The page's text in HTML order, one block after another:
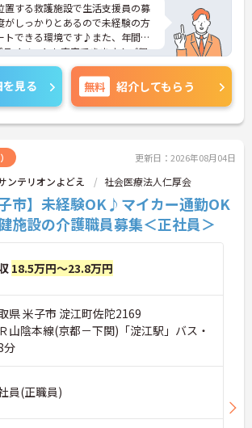
置する救護施設で生活支援員の募
がしっかりとあるので未経験の方
トできる環境です♪また、年間休
イベートも充実できます！ご興
接のポイントお伝えしますのでご
ください。
を見る 無料 紹介してもらう
更新日：2026年08月04日
ンテリオンよどえ 社会医療法人仁厚会
子市】未経験OK♪マイカー通勤OK
施設の介護職員募集＜正社員＞
18.5万円～23.8万円
県 米子市 淀江町佐陀2169
山陰本線(京都－下関)「淀江駅」バス・
分
員(正職員)